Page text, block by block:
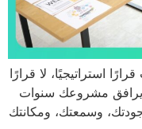
لا قرارًا
مشروعك سنوات
وسمعتك، ومكانتك